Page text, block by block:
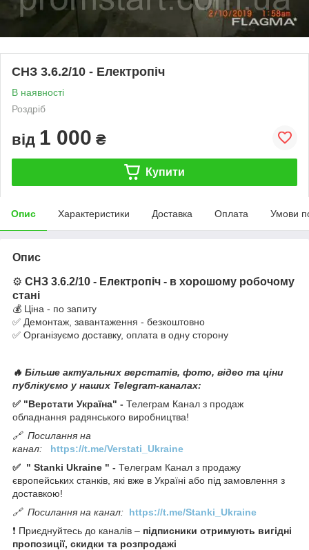
СНЗ 3.6.2/10 - Електропіч
В наявності
Роздріб
від 1 000 ₴
Купити
Опис Характеристики Доставка Оплата Умови
Опис
⚙️ СНЗ 3.6.2/10 - Електропіч - в хорошому робочому
стані
💰 Ціна - по запиту
✅ Демонтаж, завантаження - безкоштовно
✅ Організуємо доставку, оплата в одну сторону
🔥 Більше актуальних верстатів, фото, відео та ціни
публікуємо у наших Telegram-каналах:
✅ "Верстати Україна" - Телеграм Канал з продаж
обладнання радянського виробництва!
🔗 Посилання на
канал: https://t.me/Verstati_Ukraine
✅ " Stanki Ukraine " - Телеграм Канал з продажу
європейських станків, які вже в Україні або під замовлення з
доставкою!
🔗 Посилання на канал: https://t.me/Stanki_Ukraine
❗ Приєднуйтесь до каналів – підписники отримують вигідні
пропозиції, скидки та розпродажі